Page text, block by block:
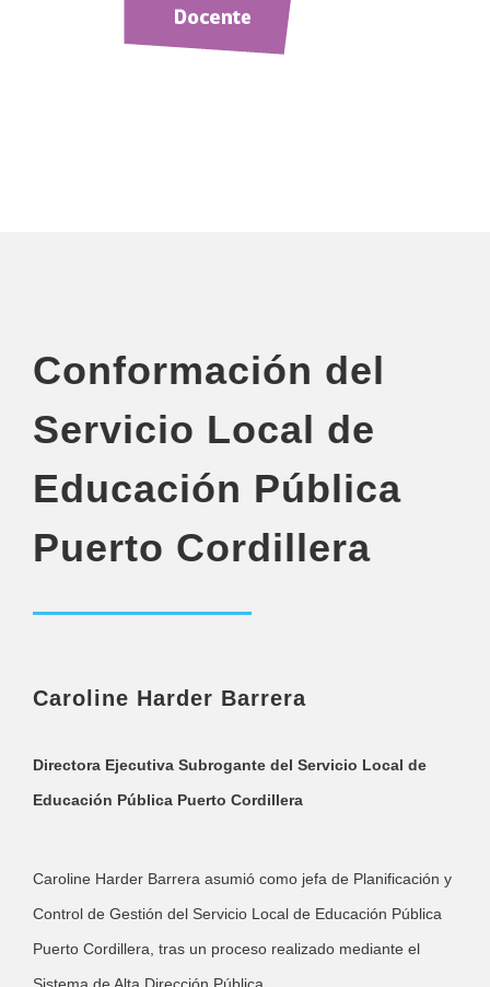
Conformación del
Servicio Local de
Educación Pública
Puerto Cordillera
Caroline Harder Barrera
Directora Ejecutiva Subrogante del Servicio Local de
Educación Pública Puerto Cordillera
Caroline Harder Barrera asumió como jefa de Planificación y
Control de Gestión del Servicio Local de Educación Pública
Puerto Cordillera, tras un proceso realizado mediante el